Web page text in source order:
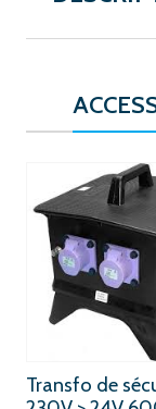
Transfo de